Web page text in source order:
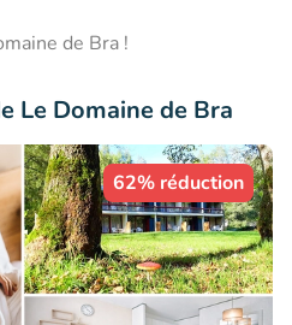
de Bra !
Le Domaine de Bra
62% réduction